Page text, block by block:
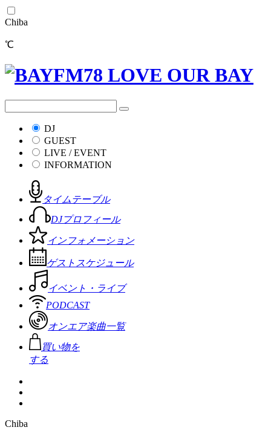
Chiba
℃
DJ
GUEST
LIVE / EVENT
INFORMATION
タイムテーブル
DJプロフィール
インフォメーション
ゲストスケジュール
イベント・ライブ
PODCAST
オンエア楽曲一覧
買い物を
する
Chiba